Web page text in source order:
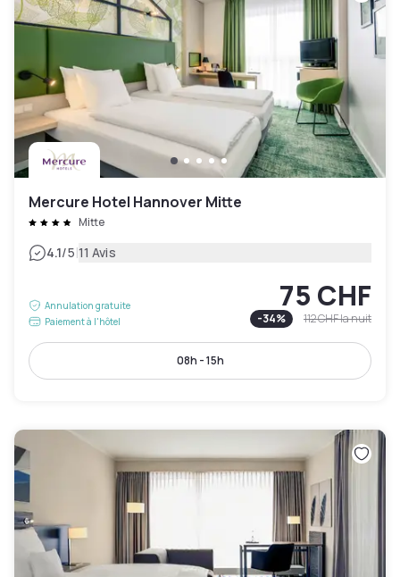
Mercure Hotel Hannover Mitte
Mitte
4.1/5|11 Avis
Annulation gratuite
Paiement à l'hôtel
75 CHF
-34% 112 CHFla nuit
08h - 15h